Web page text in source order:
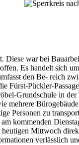
war bei
Es handelt sich
den Be- reich
Fürst-Pückler-
Grundschule in
Personen zu
kommenden
Mittwoch
verlässlich